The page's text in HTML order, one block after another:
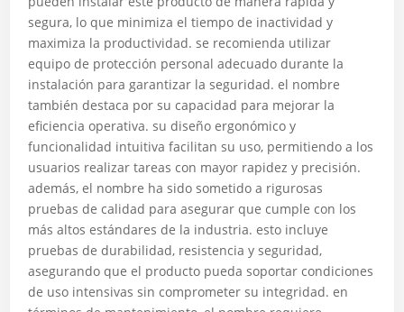
segura, lo que minimiza el tiempo de inactividad y
maximiza la productividad. se recomienda utilizar
equipo de protección personal adecuado durante la
instalación para garantizar la seguridad. el nombre
también destaca por su capacidad para mejorar la
eficiencia operativa. su diseño ergonómico y
funcionalidad intuitiva facilitan su uso, permitiendo a los
usuarios realizar tareas con mayor rapidez y precisión.
además, el nombre ha sido sometido a rigurosas
pruebas de calidad para asegurar que cumple con los
más altos estándares de la industria. esto incluye
pruebas de durabilidad, resistencia y seguridad,
asegurando que el producto pueda soportar condiciones
de uso intensivas sin comprometer su integridad. en